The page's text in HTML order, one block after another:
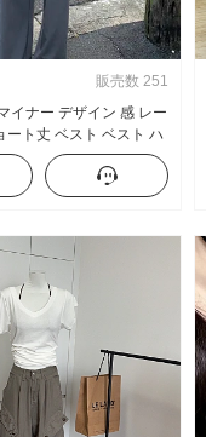
販売数 251
イナー デザイン 感 レー
ート丈 ベスト ベスト ハ
感 ワイド 脚 カジュアル
アップ